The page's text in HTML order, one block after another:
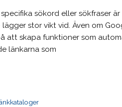
sökord eller sökfraser
stor vikt vid. Även om
att skapa funktioner som
länkarna som